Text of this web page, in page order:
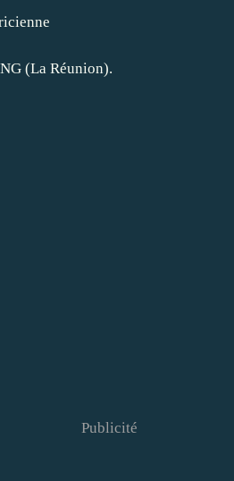
(La Réunion).
Publicité